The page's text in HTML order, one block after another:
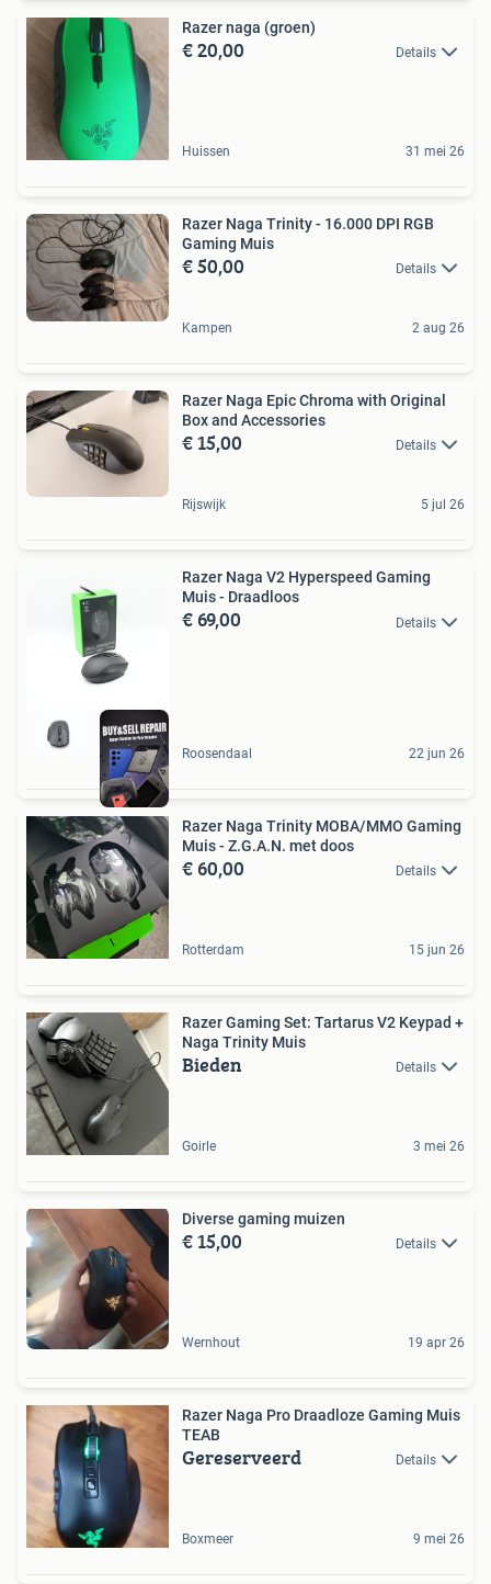
Razer naga (groen)
€ 20,00 Details
Huissen 31 mei 26
Razer Naga Trinity - 16.000 DPI RGB
Gaming Muis
€ 50,00 Details
Kampen 2 aug 26
Razer Naga Epic Chroma with Original
Box and Accessories
€ 15,00 Details
Rijswijk 5 jul 26
Razer Naga V2 Hyperspeed Gaming
Muis - Draadloos
€ 69,00 Details
Roosendaal 22 jun 26
Razer Naga Trinity MOBA/MMO Gaming
Muis - Z.G.A.N. met doos
€ 60,00 Details
Rotterdam 15 jun 26
Razer Gaming Set: Tartarus V2 Keypad +
Naga Trinity Muis
Bieden Details
Goirle 3 mei 26
Diverse gaming muizen
€ 15,00 Details
Wernhout 19 apr 26
Razer Naga Pro Draadloze Gaming Muis
TEAB
Gereserveerd Details
Boxmeer 9 mei 26